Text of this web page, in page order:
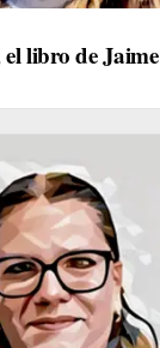
libro de Jaime